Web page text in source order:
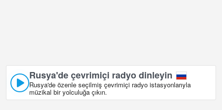
Rusya'de çevrimiçi radyo dinleyin
Rusya'de özenle seçilmiş çevrimiçi radyo istasyonlarıyla
müzikal bir yolculuğa çıkın.